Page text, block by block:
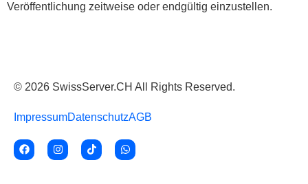
Veröffentlichung zeitweise oder endgültig einzustellen.
© 2026 SwissServer.CH All Rights Reserved.
ImpressumDatenschutzAGB